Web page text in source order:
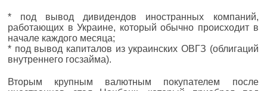
* под вывод дивидендов иностранных компаний,
работающих в Украине, который обычно происходит в
начале каждого месяца;
* под вывод капиталов из украинских ОВГЗ (облигаций
внутреннего госзайма).
Вторым крупным валютным покупателем после